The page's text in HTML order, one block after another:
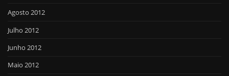
Agosto 2012
Julho 2012
Junho 2012
Maio 2012